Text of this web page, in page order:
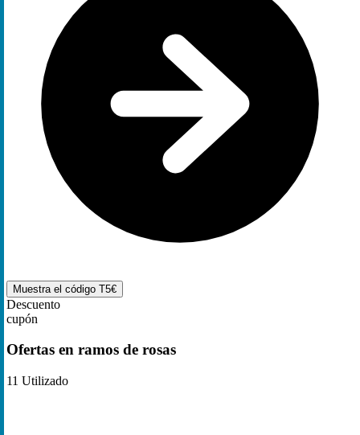
Muestra el código T5€
Descuento
cupón
Ofertas en ramos de rosas
11 Utilizado